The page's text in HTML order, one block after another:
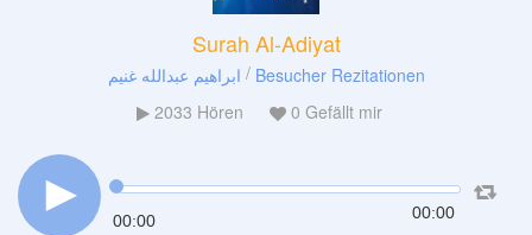
Surah Al-Adiyat
ابراهيم عبدالله غنيم / Besucher Rezitationen
2033 Hören 0 Gefällt mir
00:00 00:00